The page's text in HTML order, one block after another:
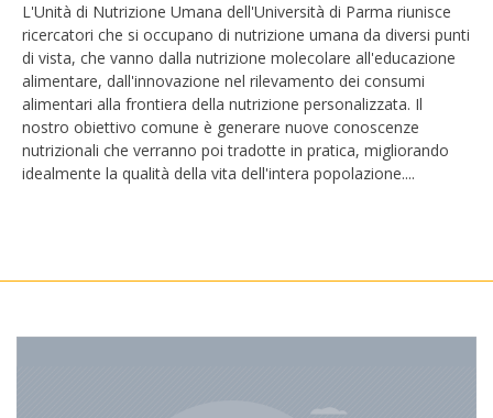
L'Unità di Nutrizione Umana dell'Università di Parma riunisce
ricercatori che si occupano di nutrizione umana da diversi punti
di vista, che vanno dalla nutrizione molecolare all'educazione
alimentare, dall'innovazione nel rilevamento dei consumi
alimentari alla frontiera della nutrizione personalizzata. Il
nostro obiettivo comune è generare nuove conoscenze
nutrizionali che verranno poi tradotte in pratica, migliorando
idealmente la qualità della vita dell'intera popolazione....